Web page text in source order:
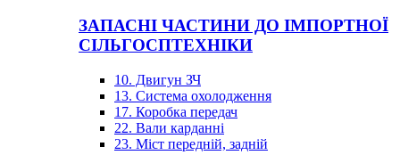
ЗАПАСНІ ЧАСТИНИ ДО ІМПОРТНОЇ
СІЛЬГОСПТЕХНІКИ
10. Двигун ЗЧ
13. Система охолодження
17. Коробка передач
22. Вали карданні
23. Міст передній, задній